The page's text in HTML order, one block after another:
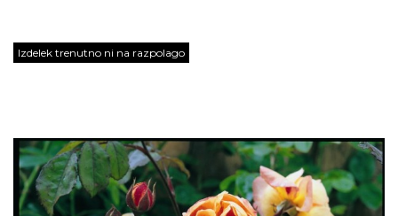
Izdelek trenutno ni na razpolago